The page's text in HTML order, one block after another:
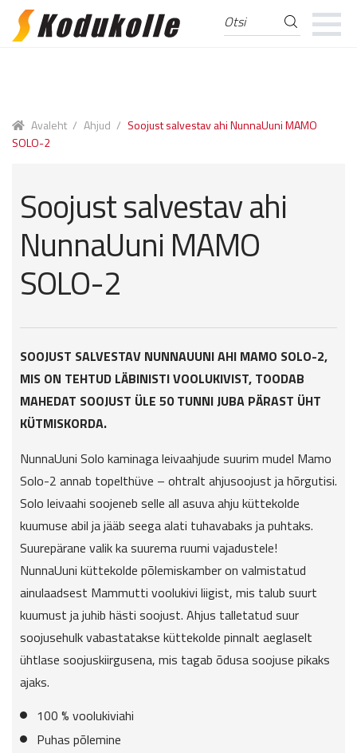
Skip
Skip
Otsi:
Avaleht / Ahjud / Soojust salvestav ahi NunnaUuni MAMO
SOLO-2
Soojust salvestav ahi
NunnaUuni MAMO
SOLO-2
SOOJUST SALVESTAV NUNNAUUNI AHI MAMO SOLO-2,
MIS ON TEHTUD LÄBINISTI VOOLUKIVIST, TOODAB
MAHEDAT SOOJUST ÜLE 50 TUNNI JUBA PÄRAST ÜHT
KÜTMISKORDA.
NunnaUuni Solo kaminaga leivaahjude suurim mudel Mamo
Solo-2 annab topelthüve – ohtralt ahjusoojust ja hõrgutisi.
Solo leivaahi soojeneb selle all asuva ahju küttekolde
kuumuse abil ja jääb seega alati tuhavabaks ja puhtaks.
Suurepärane valik ka suurema ruumi vajadustele!
NunnaUuni küttekolde põlemiskamber on valmistatud
ainulaadsest Mammutti voolukivi liigist, mis talub suurt
kuumust ja juhib hästi soojust. Ahjus talletatud suur
soojusehulk vabastatakse küttekolde pinnalt aeglaselt
ühtlase soojuskiirgusena, mis tagab õdusa soojuse pikaks
ajaks.
100 % voolukiviahi
Puhas põlemine